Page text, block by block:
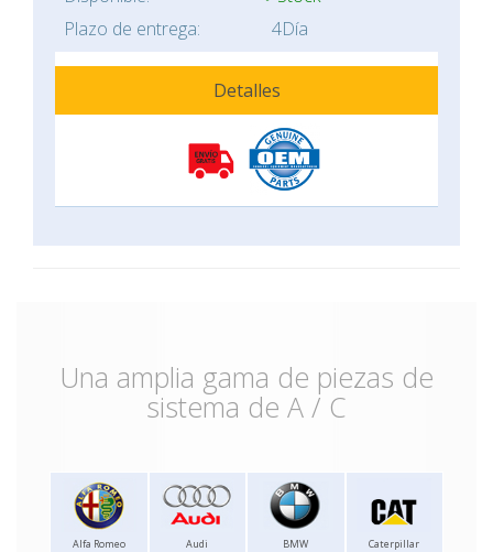
Plazo de entrega:
4Día
Detalles
Una amplia gama de piezas de
sistema de A / C
Alfa Romeo Audi BMW Caterpillar